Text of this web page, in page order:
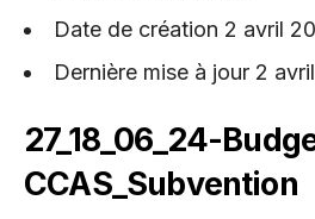
Date de création 2 avril
Dernière mise à jour 2
27_18_06_24-
CCAS_Subvention